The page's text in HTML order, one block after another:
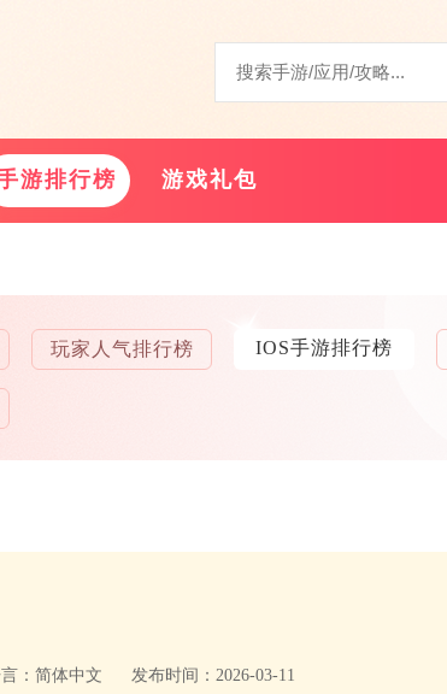
游排行榜 游戏礼包
玩家人气排行榜 IOS手游排行榜
：简体中文 发布时间：2026-03-11